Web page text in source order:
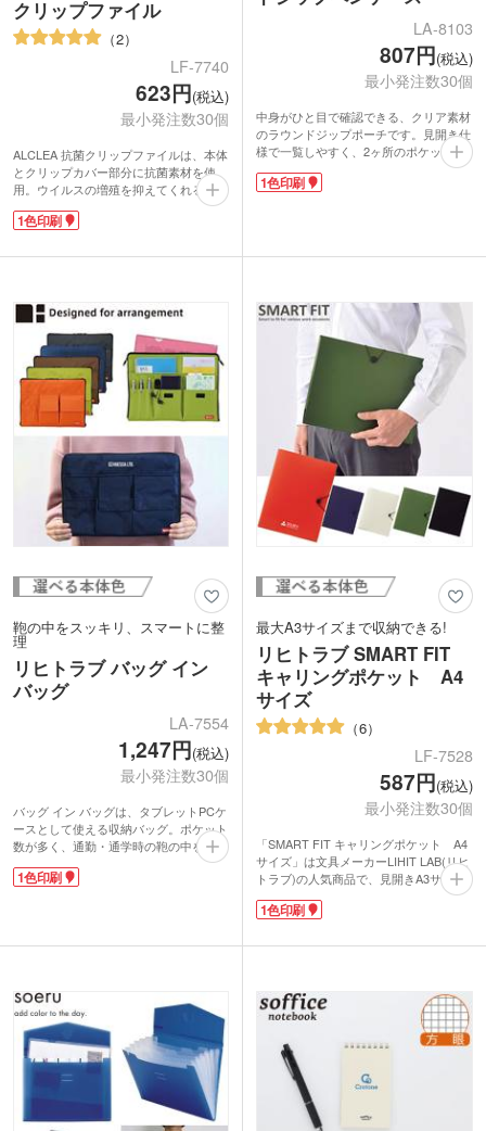
クリップファイル
2
LF-7740
623円(税込)
最小発注数30個
ALCLEA 抗菌クリップファイルは、本体
とクリップカバー部分に抗菌素材を使
用。ウイルスの増殖を抑えてくれるの
で、衛生的に使えて安心です。OPP袋入
りでファイルに直接触れずに配布できま
大きさなので、持ち運ぶ際に紙が折れて
返すことができます。
表紙・内面・内ポケット部分に1色で名
入れできます。表紙に大きくロゴや企業
名を印刷すれば、貰った人の印象にも残
りやすくなりますよ。内面や内ポケット
部分にさりげなく名入れするのもオシャ
レですね。展示会や講演会などのイベン
トをはじめ、薬局やクリニックの内覧会
のノベルティにもピッタリです。
1色印刷
LA-8103
807円(税込)
最小発注数30個
中身がひと目で確認できる、クリア素材
のラウンドジップポーチです。見開き仕
様で一覧しやすく、2ヶ所のポケットと
小物を留められる帯できれいに収納でき
ます。ペンケースとしてはもちろん、ト
表面にワンポイントで企業名やロゴの名
業記念品やイベントの物販品などにいか
がでしょうか。
1色印刷
鞄の中をスッキリ、スマートに整
理
リヒトラブ バッグ イン
バッグ
LA-7554
1,247円(税込)
最小発注数30個
バッグ イン バッグは、タブレットPCケ
ースとして使える収納バッグ。ポケット
数が多く、通勤・通学時の鞄の中をスッ
キリ整理できます。バッグ内にはA4ク
リアファイルも収納可能です。薄型13イ
ット付き。フラットタイプなので鞄の中
厚のクッションが端末を保護してくれま
す。このバッグひとつ持ち出せばどこで
も作業がはかどりますね。
1色名入れ印刷ができオリジナルバッグ
が作れます。企業の説明会や展示会の来
場特典として。学校や塾の周年記念品に
1色印刷
最大A3サイズまで収納できる!
リヒトラブ SMART FIT
キャリングポケット A4
サイズ
6
LF-7528
587円(税込)
最小発注数30個
「SMART FIT キャリングポケット A4
サイズ」は文具メーカーLIHIT LAB(リヒ
トラブ)の人気商品で、見開きA3サイズ
まで収納できる、薄くて丈夫なポケット
式ファイル。コピー用紙100枚程入る収
入れができます。
ふせん、ボールペン、ハンコなど細々と
したアイテムを落とさずに収納できま
へたりにくい適度な強度のゴムバンド
が、まとめた書類をしっかりホールド。
薄手で軽く無駄な部分が一切ないので、
ビジネスバッグがぐっと軽く使いやすく
なること間違いなしです。
1色印刷